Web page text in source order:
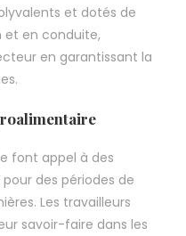
et dotés de
en conduite,
en garantissant la
font appel à des
des périodes de
Les travailleurs
savoir-faire dans les